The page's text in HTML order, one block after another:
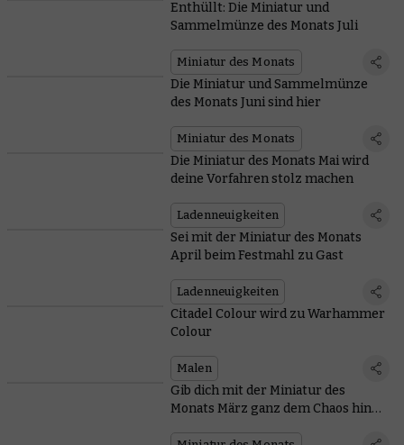
Enthüllt: Die Miniatur und
Sammelmünze des Monats Juli
Miniatur des Monats
Die Miniatur und Sammelmünze
des Monats Juni sind hier
Miniatur des Monats
Die Miniatur des Monats Mai wird
deine Vorfahren stolz machen
Ladenneuigkeiten
Sei mit der Miniatur des Monats
April beim Festmahl zu Gast
Ladenneuigkeiten
Citadel Colour wird zu Warhammer
Colour
Malen
Gib dich mit der Miniatur des
Monats März ganz dem Chaos hin